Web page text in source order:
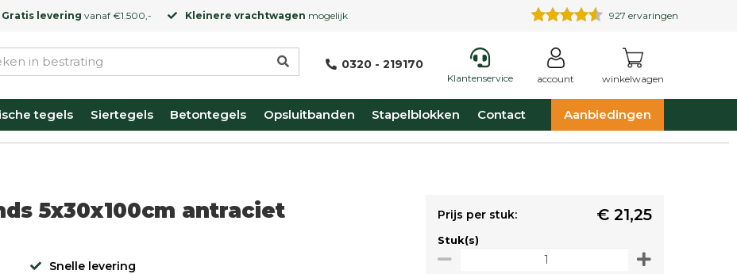
Gratis levering vanaf €1.500,- Kleinere vrachtwagen mogelijk 927 ervaringen
0320 - 219170
Klantenservice account winkelwagen
tegels Siertegels Betontegels Opsluitbanden Stapelblokken Contact Aanbiedingen
5x30x100cm antraciet
Snelle levering
Prijs per stuk: € 21,25
Stuk(s)